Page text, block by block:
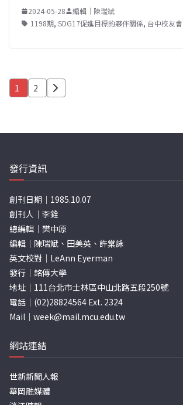
2024-05-28
編輯｜陳瑞斌
1198期, SDG17促進目標的夥伴關係, 台中校友會
文
分
頁
1 2
發行資訊
創刊日期｜1985.10.07
創刊人｜李銓
總編輯｜樊中原
編輯｜陳瑞斌、田美英、許棠詠
英文校對｜LeAnn Eyerman
發行｜銘傳大學
地址｜111台北市士林區中山北路五段250號
電話｜(02)28824564 Ext. 2324
Mail｜ week@mail.mcu.edu.tw
網站連結
世新新聞人報
華岡融媒體